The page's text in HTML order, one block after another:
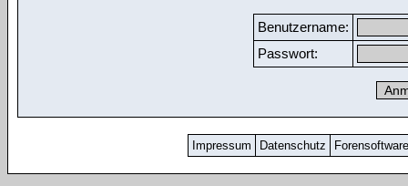
Benutzername:
Passwort:
Impressum Datenschutz